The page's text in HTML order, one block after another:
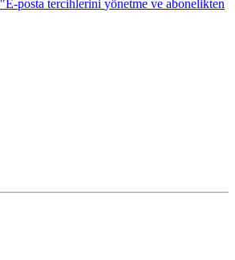
"E-posta tercihlerini yönetme ve abonelikten